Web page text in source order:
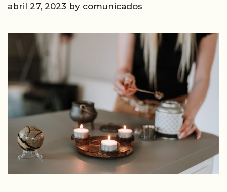
abril 27, 2023 by comunicados